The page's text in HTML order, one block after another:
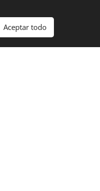
Comenzar
Aceptar todo